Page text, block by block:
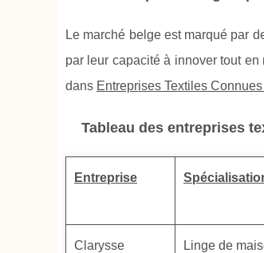
Le marché belge est marqué par
par leur capacité à innover tout
dans Entreprises Textiles
Tableau des entreprises
Entreprise
Clarysse
Linge de